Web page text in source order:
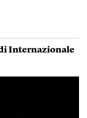
Internazionale